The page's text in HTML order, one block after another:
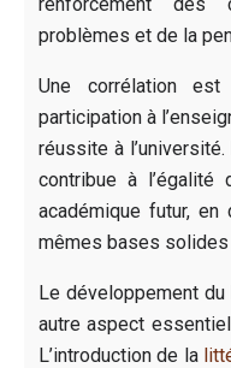
problèmes et de la
Une corrélation
participation à
réussite à
contribue à l’égalité
académique futur,
mêmes bases
Le développement
autre aspect
L’introduction de la